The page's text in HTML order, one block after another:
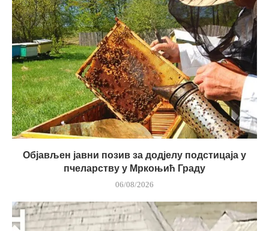
Објављен јавни позив за додјелу подстицаја у
пчеларству у Мркоњић Граду
06/08/2026